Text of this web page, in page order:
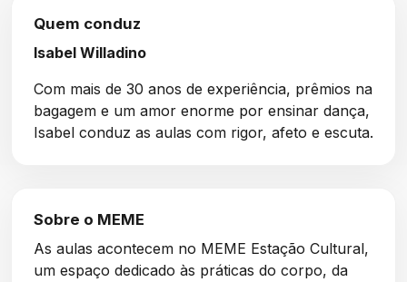
Quem conduz
Isabel Willadino
Com mais de 30 anos de experiência, prêmios na
bagagem e um amor enorme por ensinar dança,
Isabel conduz as aulas com rigor, afeto e escuta.
Sobre o MEME
As aulas acontecem no MEME Estação Cultural,
um espaço dedicado às práticas do corpo, da